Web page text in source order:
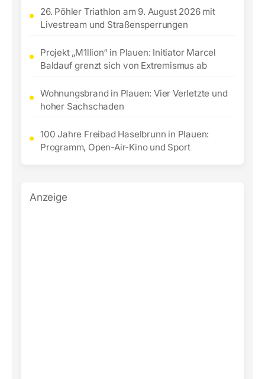
26. Pöhler Triathlon am 9. August 2026 mit
Livestream und Straßensperrungen
Projekt „M1llion“ in Plauen: Initiator Marcel
Baldauf grenzt sich von Extremismus ab
Wohnungsbrand in Plauen: Vier Verletzte und
hoher Sachschaden
100 Jahre Freibad Haselbrunn in Plauen:
Programm, Open-Air-Kino und Sport
Anzeige